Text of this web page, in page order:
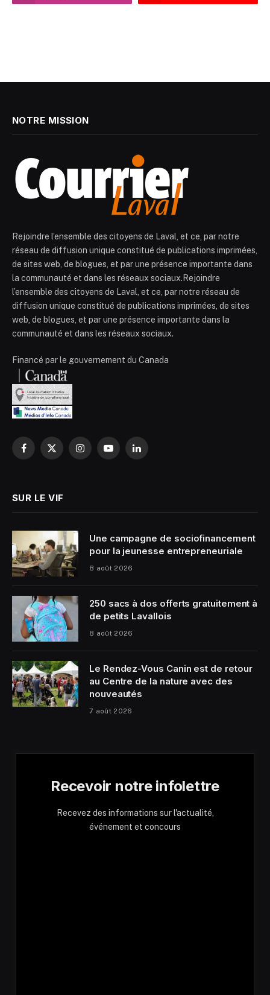
NOTRE MISSION
Rejoindre l’ensemble des citoyens de Laval, et ce, par notre
réseau de diffusion unique constitué de publications imprimées,
de sites web, de blogues, et par une présence importante dans
la communauté et dans les réseaux sociaux.Rejoindre
l’ensemble des citoyens de Laval, et ce, par notre réseau de
diffusion unique constitué de publications imprimées, de sites
web, de blogues, et par une présence importante dans la
communauté et dans les réseaux sociaux.
Financé par le gouvernement du Canada
Facebook
X
InstagramYouTubeLinkedIn
SUR LE VIF
Une campagne de sociofinancement
pour la jeunesse entrepreneuriale
8 août 2026
250 sacs à dos offerts gratuitement à
de petits Lavallois
8 août 2026
Le Rendez-Vous Canin est de retour
au Centre de la nature avec des
nouveautés
7 août 2026
Recevoir notre infolettre
Recevez des informations sur l'actualité,
événement et concours